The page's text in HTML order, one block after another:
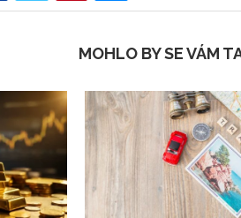
MOHLO BY SE VÁM